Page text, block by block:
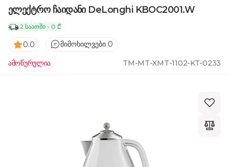
ელექტრო ჩაიდანი DeLonghi KBOC2001.W
2 საათში - 0 ₾
0.0 მიმოხილვები 0
ამოწურულია TM-MT-XMT-1102-KT-0233